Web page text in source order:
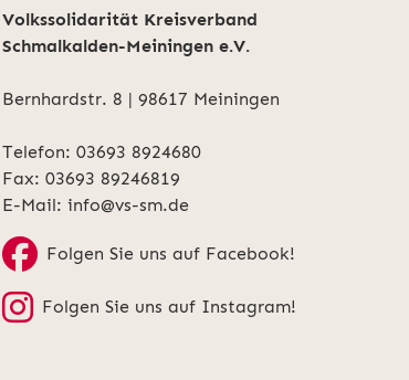
Volkssolidarität Kreisverband
Schmalkalden-Meiningen e.V.
Bernhardstr. 8 | 98617 Meiningen
Telefon: 03693 8924680
Fax: 03693 89246819
E-Mail: info@vs-sm.de
Folgen Sie uns auf Facebook!
Folgen Sie uns auf Instagram!